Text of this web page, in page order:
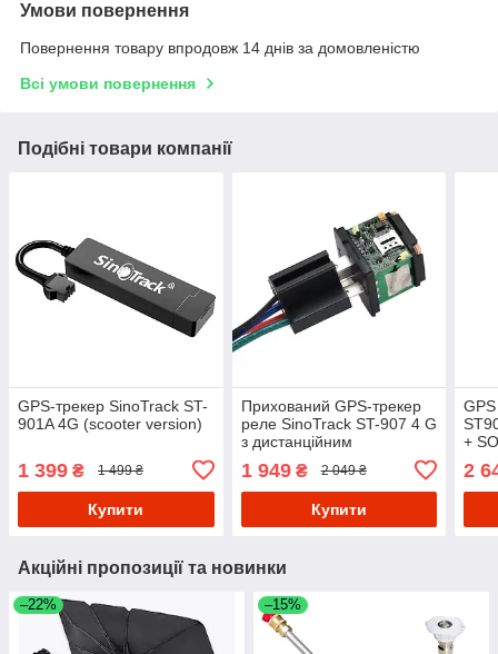
Умови повернення
Повернення товару впродовж 14 днів за домовленістю
Всі умови повернення
Подібні товари компанії
GPS-трекер SinoTrack ST-
901A 4G (scooter version)
1 399 ₴ 1 499 ₴
Купити
Прихований GPS-трекер
реле SinoTrack ST-907 4 G
з дистанційним
1 949₴ 2 049 ₴
Купити
+
2
Акційні пропозиції та новинки
–22% –15%